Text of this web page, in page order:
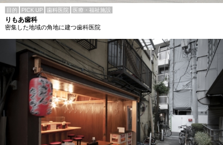
目的 PICK UP 歯科医院 医療・福祉施設
りもあ歯科
密集した地域の角地に建つ歯科医院